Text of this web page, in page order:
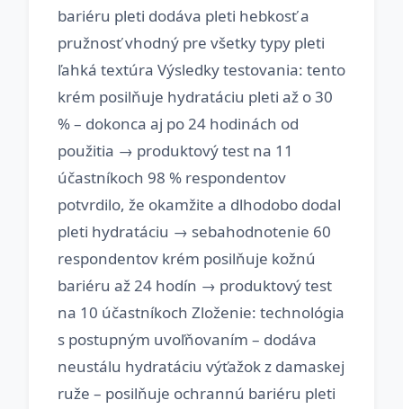
bariéru pleti dodáva pleti hebkosť a
pružnosť vhodný pre všetky typy pleti
ľahká textúra Výsledky testovania: tento
krém posilňuje hydratáciu pleti až o 30
% – dokonca aj po 24 hodinách od
použitia → produktový test na 11
účastníkoch 98 % respondentov
potvrdilo, že okamžite a dlhodobo dodal
pleti hydratáciu → sebahodnotenie 60
respondentov krém posilňuje kožnú
bariéru až 24 hodín → produktový test
na 10 účastníkoch Zloženie: technológia
s postupným uvoľňovaním – dodáva
neustálu hydratáciu výťažok z damaskej
ruže – posilňuje ochrannú bariéru pleti